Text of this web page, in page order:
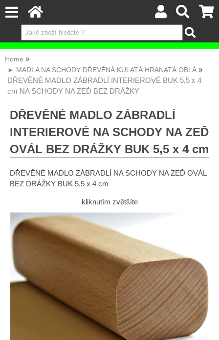
Home
► MADLA NA SCHODY DŘEVĚNÁ KULATÁ HRANATÁ OBLÁ
DŘEVĚNÉ MADLO ZÁBRADLÍ INTERIEROVÉ BUK 5,5 x 4
cm NA SCHODY NA ZEĎ BEZ DRÁŽKY
DŘEVĚNÉ MADLO ZÁBRADLÍ
INTERIEROVÉ NA SCHODY NA ZEĎ
OVÁL BEZ DRÁŽKY BUK 5,5 x 4 cm
DŘEVĚNÉ MADLO ZÁBRADLÍ NA SCHODY NA ZEĎ OVÁL
BEZ DRÁŽKY BUK 5,5 x 4 cm
kliknutím zvětšíte